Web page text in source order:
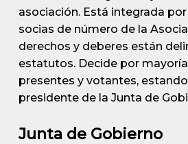
asociación. Está integrada
socias de número de la
derechos y deberes están
estatutos. Decide por
presentes y votantes,
presidente de la Junta de
Junta de Gobierno